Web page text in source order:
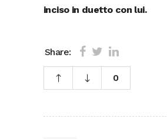
inciso in duetto con lui.
Share:
0